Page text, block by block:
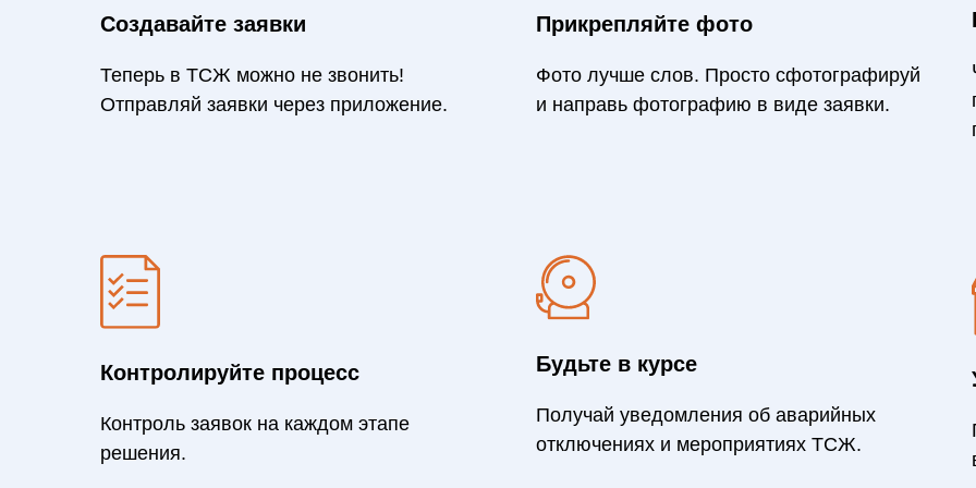
Создавайте заявки
Теперь в ТСЖ можно не звонить!
Отправляй заявки через приложение.
Прикрепляйте фото
Фото лучше слов. Просто сфотографируй
и направь фотографию в виде заявки.
Контролируйте процесс
Контроль заявок на каждом этапе
решения.
Будьте в курсе
Получай уведомления об аварийных
отключениях и мероприятиях ТСЖ.